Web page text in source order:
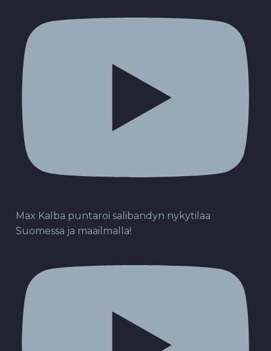
Max Kalba puntaroi salibandyn nykytilaa
Suomessa ja maailmalla!